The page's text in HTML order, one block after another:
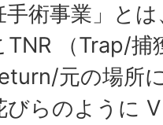
手術事業」と
TNR （Trap/
元の場所
らのように